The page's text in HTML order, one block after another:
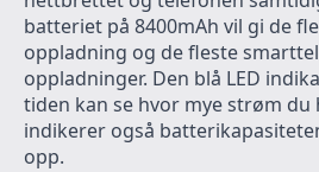
batteriet på 8400mAh vil gi de
oppladning og de fleste
oppladninger. Den blå LED
tiden kan se hvor mye strøm du
indikerer også
opp.